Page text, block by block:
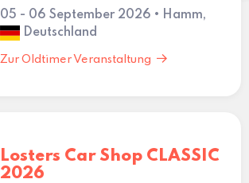
05 - 06 September 2026 • Hamm,
Deutschland
Zur Oldtimer Veranstaltung
Losters Car Shop CLASSIC
2026